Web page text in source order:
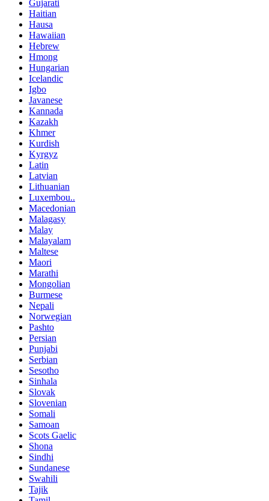
Gujarati
Haitian
Hausa
Hawaiian
Hebrew
Hmong
Hungarian
Icelandic
Igbo
Javanese
Kannada
Kazakh
Khmer
Kurdish
Kyrgyz
Latin
Latvian
Lithuanian
Luxembou..
Macedonian
Malagasy
Malay
Malayalam
Maltese
Maori
Marathi
Mongolian
Burmese
Nepali
Norwegian
Pashto
Persian
Punjabi
Serbian
Sesotho
Sinhala
Slovak
Slovenian
Somali
Samoan
Scots Gaelic
Shona
Sindhi
Sundanese
Swahili
Tajik